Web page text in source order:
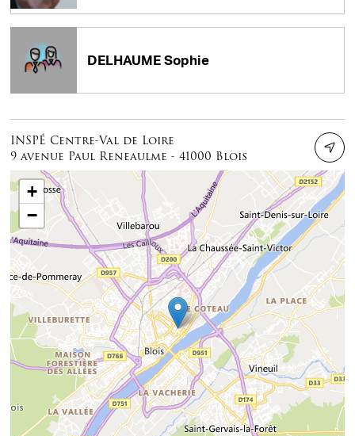
DELHAUME Sophie
INSPÉ Centre-Val de Loire
9 avenue Paul Reneaulme - 41000 Blois
+
−